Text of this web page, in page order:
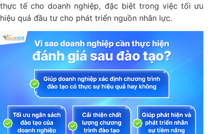
thực tế cho doanh nghiệp, đặc biệt trong việc tối ưu
hiệu quả đầu tư cho phát triển nguồn nhân lực.